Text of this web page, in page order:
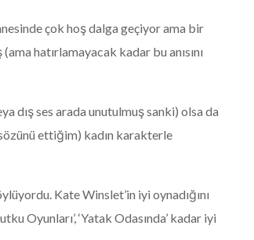
çok hoş dalga geçiyor ama bir
hatırlamayacak kadar bu anısını
dış ses arada unutulmuş sanki) olsa da
ettiğim) kadın karakterle
Kate Winslet’in iyi oynadığını
Oyunları’, ‘Yatak Odasında’ kadar iyi